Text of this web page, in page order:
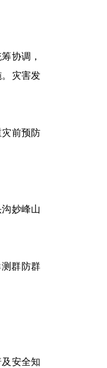
协调，
灾害发
前预防
妙峰山
群防群
安全知